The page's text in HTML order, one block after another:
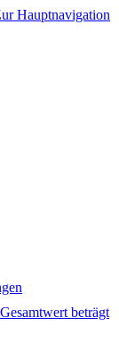
Hauptnavigation
beträgt